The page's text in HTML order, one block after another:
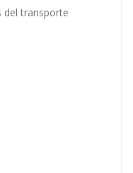
del transporte